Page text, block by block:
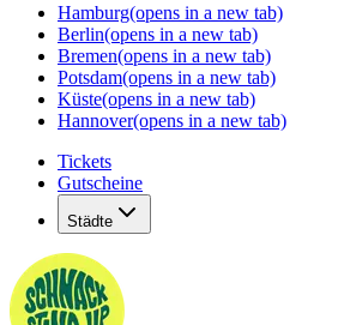
Hamburg(opens in a new tab)
Berlin(opens in a new tab)
Bremen(opens in a new tab)
Potsdam(opens in a new tab)
Küste(opens in a new tab)
Hannover(opens in a new tab)
Tickets
Gutscheine
Städte